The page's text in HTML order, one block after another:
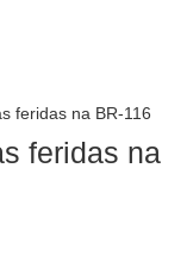
feridas na BR-116
feridas na